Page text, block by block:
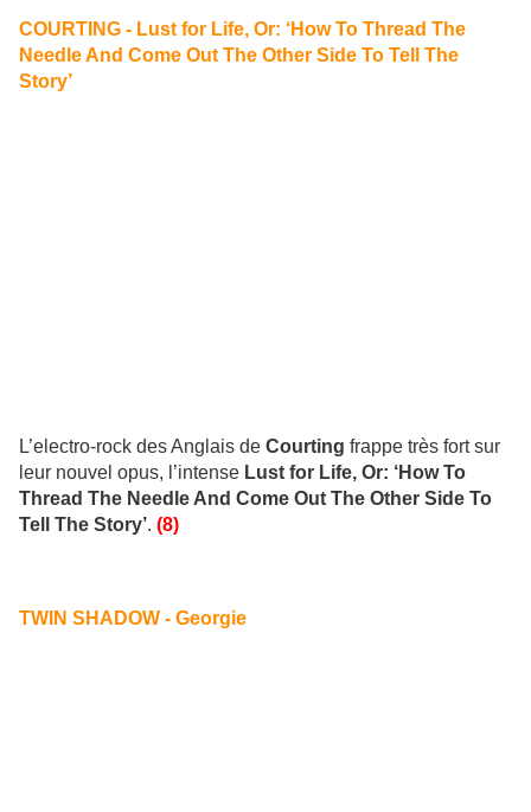
COURTING - Lust for Life, Or: ‘How To Thread The
Needle And Come Out The Other Side To Tell The
Story’
L’electro-rock des Anglais de Courting frappe très fort sur
leur nouvel opus, l’intense Lust for Life, Or: ‘How To
Thread The Needle And Come Out The Other Side To
Tell The Story’. (8)
TWIN SHADOW - Georgie